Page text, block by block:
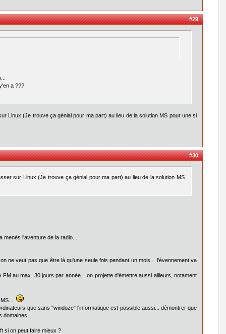
#29
a ???
Linux (Je trouve ça génial pour ma part) au lieu de la solution MS pour une si
#30
sur Linux (Je trouve ça génial pour ma part) au lieu de la solution MS
l'aventure de la radio...
ne veut pas que être là qu'une seule fois pendant un mois... l'évennement va
au max. 30 jours par année... on projette d'émettre aussi ailleurs, notament
que sans "windoze" l'informatique est possible aussi... démontrer que
si on peut faire mieux ?